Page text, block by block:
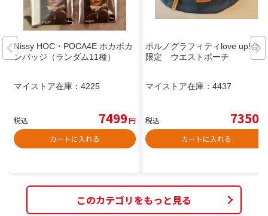
Nissy HOC・POCA4E ホカポカ
ンバッジ（ランダム11種）
マイストア在庫： 4225
税込 7499円
カートに入れる
ポルノグラフィティlove up!会員
限定 ウエストポーチ
マイストア在庫： 4437
税込 7350
カートに入れる
このカテゴリをもっと見る